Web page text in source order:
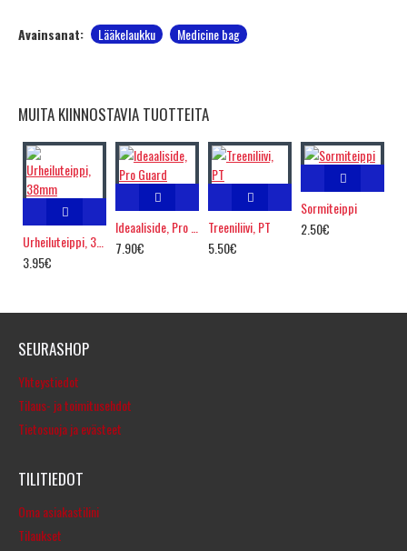
Avainsanat: Lääkelaukku Medicine bag
MUITA KIINNOSTAVIA TUOTTEITA
3.95€
7.90€
Treeniliivi, PT
5.50€
Sormiteippi
2.50€
SEURASHOP
Yhteystiedot
Tilaus- ja toimitusehdot
Tietosuoja ja evästeet
TILITIEDOT
Oma asiakastilini
Tilaukset